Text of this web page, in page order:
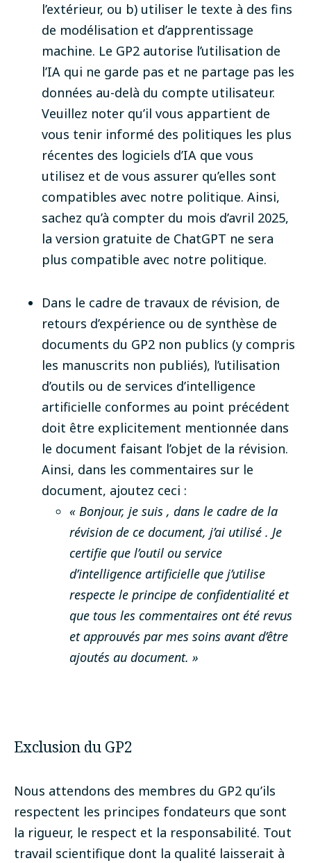
l’extérieur, ou b) utiliser le texte à des fins
de modélisation et d’apprentissage
machine. Le GP2 autorise l’utilisation de
l’IA qui ne garde pas et ne partage pas les
données au-delà du compte utilisateur.
Veuillez noter qu’il vous appartient de
vous tenir informé des politiques les plus
récentes des logiciels d’IA que vous
utilisez et de vous assurer qu’elles sont
compatibles avec notre politique. Ainsi,
sachez qu’à compter du mois d’avril 2025,
la version gratuite de ChatGPT ne sera
plus compatible avec notre politique.
Dans le cadre de travaux de révision, de
retours d’expérience ou de synthèse de
documents du GP2 non publics (y compris
les manuscrits non publiés), l’utilisation
d’outils ou de services d’intelligence
artificielle conformes au point précédent
doit être explicitement mentionnée dans
le document faisant l’objet de la révision.
Ainsi, dans les commentaires sur le
document, ajoutez ceci :
« Bonjour, je suis , dans le cadre de la
révision de ce document, j’ai utilisé . Je
certifie que l’outil ou service
d’intelligence artificielle que j’utilise
respecte le principe de confidentialité et
que tous les commentaires ont été revus
et approuvés par mes soins avant d’être
ajoutés au document. »
Exclusion du GP2
Nous attendons des membres du GP2 qu’ils
respectent les principes fondateurs que sont
la rigueur, le respect et la responsabilité. Tout
travail scientifique dont la qualité laisserait à